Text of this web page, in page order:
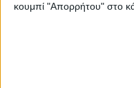
κουμπί "Απορρήτου" στο
Τροφίμων,